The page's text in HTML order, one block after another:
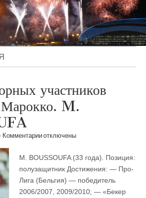
участников
M.
Комментариик
сборных
участников
ЧМ2018.
Марокко.
M.
отключены
M. BOUSSOUFA (33 года). Позиция:
полузащитник Достижения: — Про-
Лига (Бельгия) — победитель
2006/2007, 2009/2010; — «Бекер